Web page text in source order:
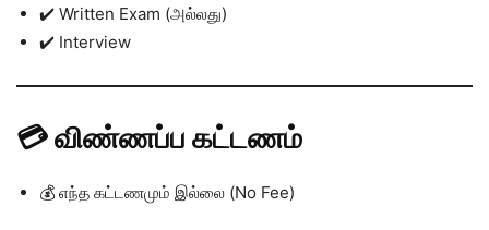
✔️ Written Exam (அல்லது)
✔️ Interview
💳 விண்ணப்ப கட்டணம்
💰 எந்த கட்டணமும் இல்லை (No Fee)